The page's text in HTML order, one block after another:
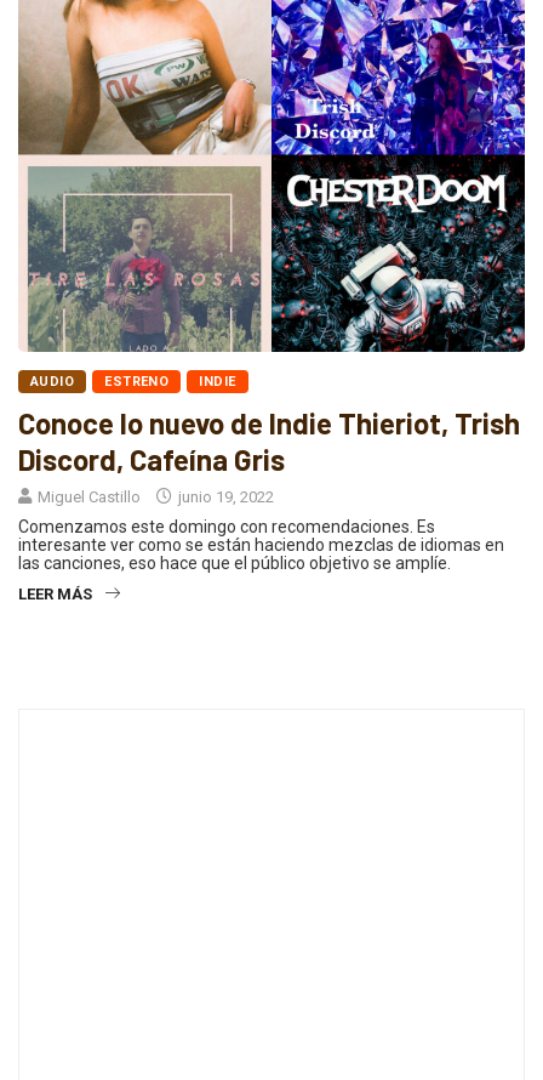
AUDIO ESTRENO INDIE
Conoce lo nuevo de Indie Thieriot, Trish
Discord, Cafeína Gris
Miguel Castillo junio 19, 2022
Comenzamos este domingo con recomendaciones. Es
interesante ver como se están haciendo mezclas de idiomas en
las canciones, eso hace que el público objetivo se amplíe.
LEER MÁS